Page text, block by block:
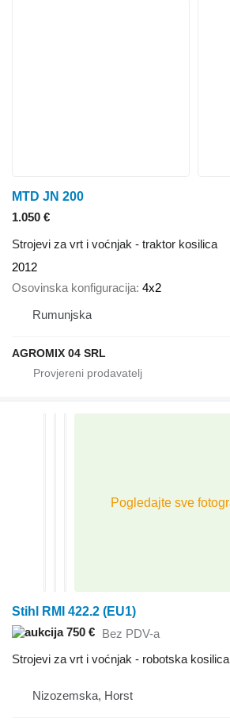
MTD JN 200
1.050 €
Strojevi za vrt i voćnjak - traktor kosilica
2012
Osovinska konfiguracija 4x2
Rumunjska
AGROMIX 04 SRL
Stihl RMI 422.2 (EU1)
750 € Bez PDV-a
Strojevi za vrt i voćnjak - robotska kosilica
Nizozemska, Horst